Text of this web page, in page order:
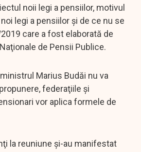
noii legi a pensiilor, motivul
legi a pensiilor şi de ce nu se
care a fost elaborată de
de Pensii Publice.
Marius Budăi nu va
federaţiile şi
vor aplica formele de
la reuniune şi-au manifestat